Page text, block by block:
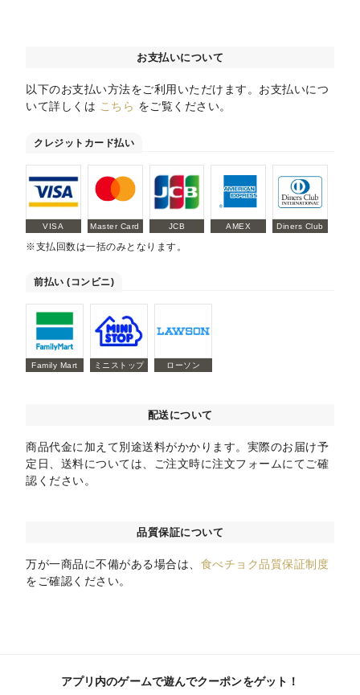
お支払いについて
以下のお支払い方法をご利用いただけます。お支払いにつ
いて詳しくは こちら をご覧ください。
クレジットカード払い
VISA Master Card JCB AMEX Diners Club
※支払回数は一括のみとなります。
前払い (コンビニ)
Family Mart ミニストップ ローソン
配送について
商品代金に加えて別途送料がかかります。実際のお届け予
定日、送料については、ご注文時に注文フォームにてご確
認ください。
品質保証について
万が一商品に不備がある場合は、 食べチョク品質保証制度
をご確認ください。
アプリ内のゲームで遊んでクーポンをゲット！